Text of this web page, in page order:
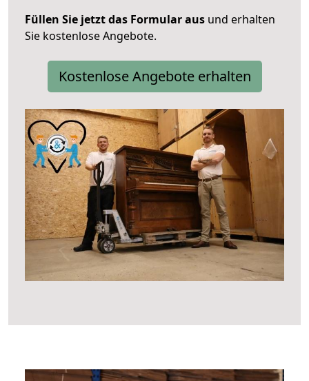
Füllen Sie jetzt das Formular aus und erhalten
Sie kostenlose Angebote.
Kostenlose Angebote erhalten